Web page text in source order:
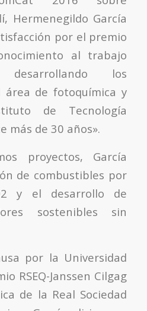
Hermenegildo García
por el premio
al trabajo
los
área de fotoquímica y
de Tecnología
más de 30 años».
proyectos, García
de combustibles por
y el desarrollo de
sostenibles sin
por la Universidad
RSEQ-Janssen Cilgag
de la Real Sociedad